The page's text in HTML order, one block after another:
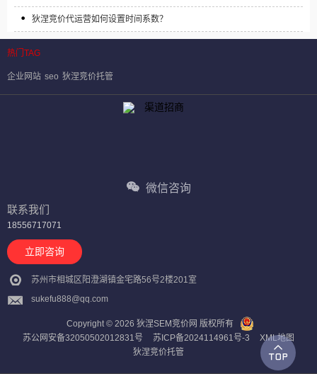
狄涅竞价代运营如何设置时间系数？
热门TAG
企业网站 seo 狄涅竞价托管
微信咨询
联系我们
18556717071
立即咨询
苏州市相城区阳澄湖镇金宅路56号2楼201室
sukefu888@qq.com
Copyright © 2026 狄涅SEM竞价网 版权所有
苏公网安备32050502012831号
苏ICP备2024114961号-3
XML地图
狄涅竞价托管